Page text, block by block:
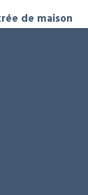
de maison